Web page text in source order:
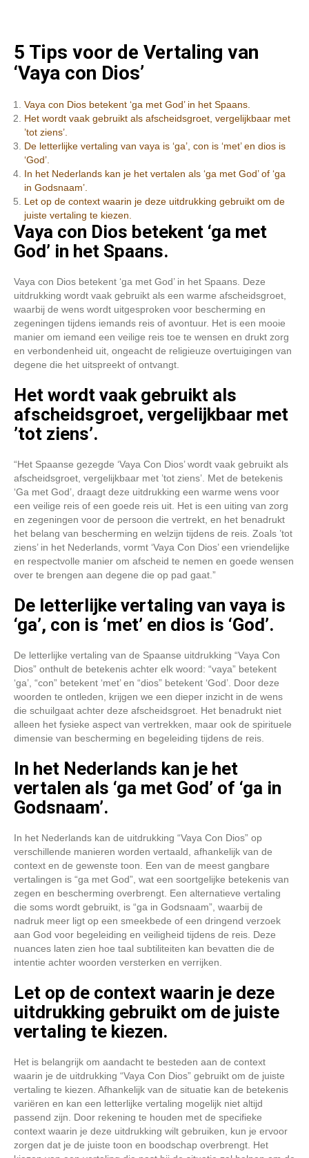
5 Tips voor de Vertaling van
‘Vaya con Dios’
Vaya con Dios betekent ‘ga met God’ in het Spaans.
Het wordt vaak gebruikt als afscheidsgroet, vergelijkbaar met
’tot ziens’.
De letterlijke vertaling van vaya is ‘ga’, con is ‘met’ en dios is
‘God’.
In het Nederlands kan je het vertalen als ‘ga met God’ of ‘ga
in Godsnaam’.
Let op de context waarin je deze uitdrukking gebruikt om de
juiste vertaling te kiezen.
Vaya con Dios betekent ‘ga met
God’ in het Spaans.
Vaya con Dios betekent ‘ga met God’ in het Spaans. Deze
uitdrukking wordt vaak gebruikt als een warme afscheidsgroet,
waarbij de wens wordt uitgesproken voor bescherming en
zegeningen tijdens iemands reis of avontuur. Het is een mooie
manier om iemand een veilige reis toe te wensen en drukt zorg
en verbondenheid uit, ongeacht de religieuze overtuigingen van
degene die het uitspreekt of ontvangt.
Het wordt vaak gebruikt als
afscheidsgroet, vergelijkbaar met
’tot ziens’.
“Het Spaanse gezegde ‘Vaya Con Dios’ wordt vaak gebruikt als
afscheidsgroet, vergelijkbaar met ’tot ziens’. Met de betekenis
‘Ga met God’, draagt deze uitdrukking een warme wens voor
een veilige reis of een goede reis uit. Het is een uiting van zorg
en zegeningen voor de persoon die vertrekt, en het benadrukt
het belang van bescherming en welzijn tijdens de reis. Zoals ’tot
ziens’ in het Nederlands, vormt ‘Vaya Con Dios’ een vriendelijke
en respectvolle manier om afscheid te nemen en goede wensen
over te brengen aan degene die op pad gaat.”
De letterlijke vertaling van vaya is
‘ga’, con is ‘met’ en dios is ‘God’.
De letterlijke vertaling van de Spaanse uitdrukking “Vaya Con
Dios” onthult de betekenis achter elk woord: “vaya” betekent
‘ga’, “con” betekent ‘met’ en “dios” betekent ‘God’. Door deze
woorden te ontleden, krijgen we een dieper inzicht in de wens
die schuilgaat achter deze afscheidsgroet. Het benadrukt niet
alleen het fysieke aspect van vertrekken, maar ook de spirituele
dimensie van bescherming en begeleiding tijdens de reis.
In het Nederlands kan je het
vertalen als ‘ga met God’ of ‘ga in
Godsnaam’.
In het Nederlands kan de uitdrukking “Vaya Con Dios” op
verschillende manieren worden vertaald, afhankelijk van de
context en de gewenste toon. Een van de meest gangbare
vertalingen is “ga met God”, wat een soortgelijke betekenis van
zegen en bescherming overbrengt. Een alternatieve vertaling
die soms wordt gebruikt, is “ga in Godsnaam”, waarbij de
nadruk meer ligt op een smeekbede of een dringend verzoek
aan God voor begeleiding en veiligheid tijdens de reis. Deze
nuances laten zien hoe taal subtiliteiten kan bevatten die de
intentie achter woorden versterken en verrijken.
Let op de context waarin je deze
uitdrukking gebruikt om de juiste
vertaling te kiezen.
Het is belangrijk om aandacht te besteden aan de context
waarin je de uitdrukking “Vaya Con Dios” gebruikt om de juiste
vertaling te kiezen. Afhankelijk van de situatie kan de betekenis
variëren en kan een letterlijke vertaling mogelijk niet altijd
passend zijn. Door rekening te houden met de specifieke
context waarin je deze uitdrukking wilt gebruiken, kun je ervoor
zorgen dat je de juiste toon en boodschap overbrengt. Het